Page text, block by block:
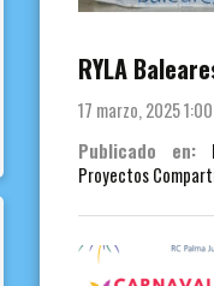
RYLA
17 marzo, 2025 1:00
Publicado en:
Proyectos